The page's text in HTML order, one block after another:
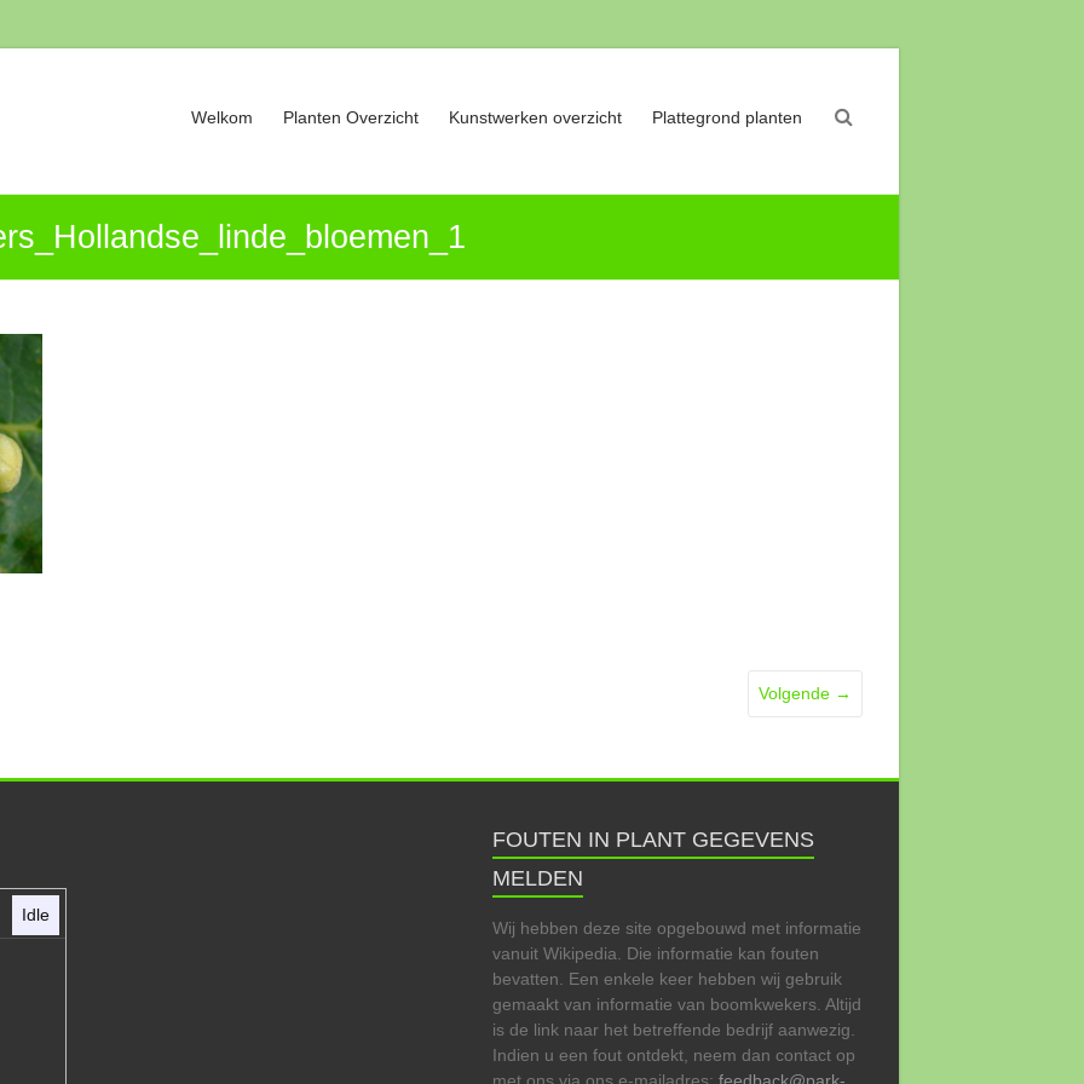
Welkom Planten Overzicht Kunstwerken overzicht Plattegrond planten
Volgende →
Idle
FOUTEN IN PLANT GEGEVENS
MELDEN
Wij hebben deze site opgebouwd met informatie
vanuit Wikipedia. Die informatie kan fouten
bevatten. Een enkele keer hebben wij gebruik
gemaakt van informatie van boomkwekers. Altijd
is de link naar het betreffende bedrijf aanwezig.
Indien u een fout ontdekt, neem dan contact op